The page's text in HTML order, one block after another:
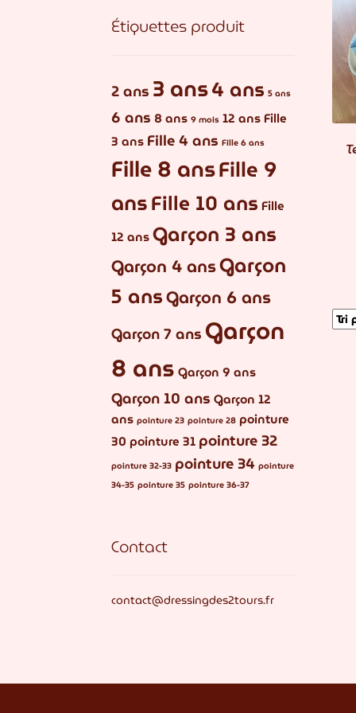
Étiquettes produit
2 ans 3 ans4 ans 5 ans
6 ans 8 ans 9 mois 12 ansFille
3 ans Fille 4 ans Fille 6 ans
Fille 8 ansFille 9
ansFille 10 ans Fille
12 ansGarçon 3 ans
Garçon 4 ansGarçon
5 ansGarçon 6 ans
Garçon 7 ansGarçon
8 ans Garçon 9 ans
Garçon 10 ans Garçon 12
ans pointure 23 pointure 28 pointure
30 pointure 31 pointure 32
pointure 32-33 pointure 34 pointure
34-35 pointure 35 pointure 36-37
Contact
contact@dressingdes2tours.fr